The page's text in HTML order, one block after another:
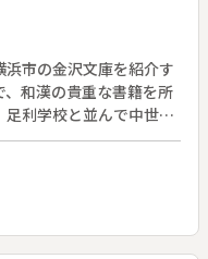
市の金沢文庫を紹介す
和漢の貴重な書籍を所
利学校と並んで中世教
動もしたという。後に
速に衰えたが、１９３
の名で復興され、中世
理し、かつて散逸した